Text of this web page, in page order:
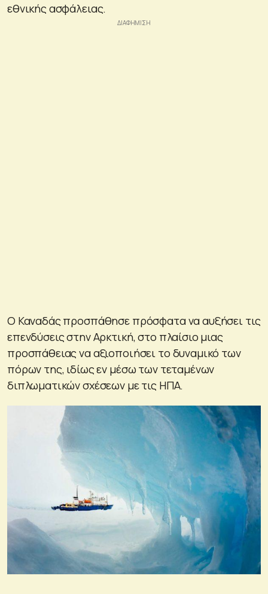
εθνικής ασφάλειας.
Ο Καναδάς προσπάθησε πρόσφατα να αυξήσει τις
επενδύσεις στην Αρκτική, στο πλαίσιο μιας
προσπάθειας να αξιοποιήσει το δυναμικό των
πόρων της, ιδίως εν μέσω των τεταμένων
διπλωματικών σχέσεων με τις ΗΠΑ.